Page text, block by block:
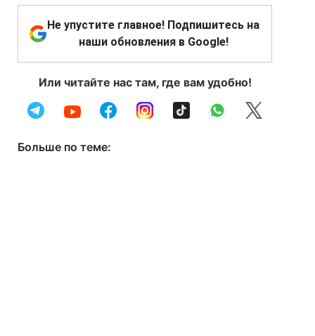
Не упустите главное! Подпишитесь на
наши обновления в Google!
Или читайте нас там, где вам удобно!
Больше по теме: